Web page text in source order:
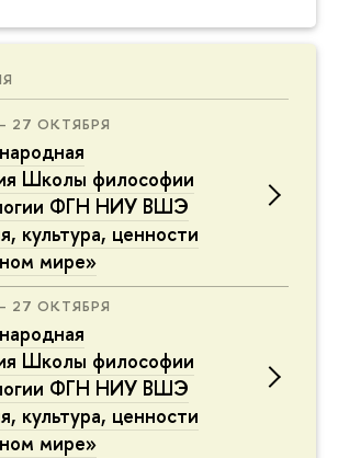
27 ОКТЯБРЯ
Школы философии
ФГН НИУ ВШЭ
культура, ценности
мире»
27 ОКТЯБРЯ
Школы философии
ФГН НИУ ВШЭ
культура, ценности
мире»